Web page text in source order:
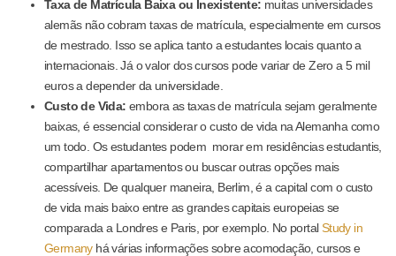
Taxa de Matrícula Baixa ou Inexistente: muitas universidades
alemãs não cobram taxas de matrícula, especialmente em cursos
de mestrado. Isso se aplica tanto a estudantes locais quanto a
internacionais. Já o valor dos cursos pode variar de Zero a 5 mil
euros a depender da universidade.
Custo de Vida: embora as taxas de matrícula sejam geralmente
baixas, é essencial considerar o custo de vida na Alemanha como
um todo. Os estudantes podem morar em residências estudantis,
compartilhar apartamentos ou buscar outras opções mais
acessíveis. De qualquer maneira, Berlim, é a capital com o custo
de vida mais baixo entre as grandes capitais europeias se
comparada a Londres e Paris, por exemplo. No portalStudy in
Germanyhá várias informações sobre acomodação, cursos e